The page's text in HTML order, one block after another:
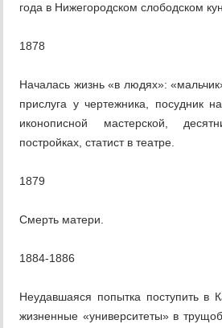
года в Нижегородском слободском
1878
Началась жизнь «в людях»:
прислуга у чертежника, посудник
иконописной мастерской,
постройках, статист в театре.
1879
Смерть матери.
1884-1886
Неудавшаяся попытка поступить в
жизненные «университеты» в